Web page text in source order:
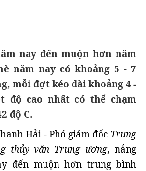
nay đến muộn hơn năm
năm nay có khoảng 5 - 7
mỗi đợt kéo dài khoảng 4 -
độ cao nhất có thể chạm
độ C.
Hải - Phó giám đốc Trung
thủy văn Trung ương, nắng
đến muộn hơn trung bình